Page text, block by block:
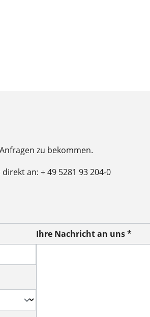
zu bekommen.
an: + 49 5281 93 204-0
Ihre Nachricht an uns *